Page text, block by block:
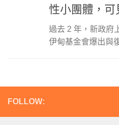
性小團體，可
過去 2 年，新政府
伊甸基金會爆出與
FOLLOW: